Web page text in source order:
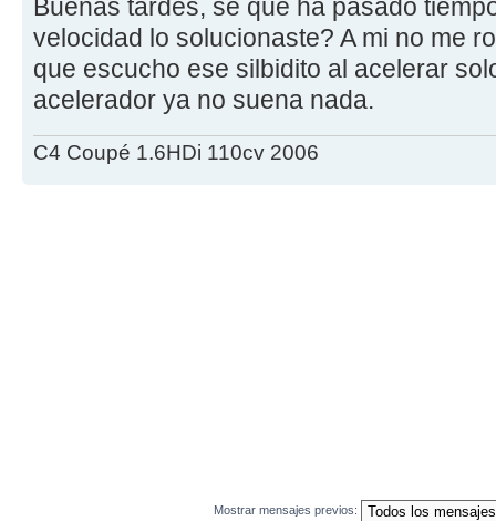
Buenas tardes, se que ha pasado
velocidad lo solucionaste? A mi no me
que escucho ese silbidito al acelerar
acelerador ya no suena nada.
C4 Coupé 1.6HDi 110cv 2006
Mostrar mensajes previos: